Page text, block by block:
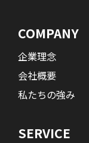
COMPANY
企業理念
会社概要
私たちの強み
SERVICE